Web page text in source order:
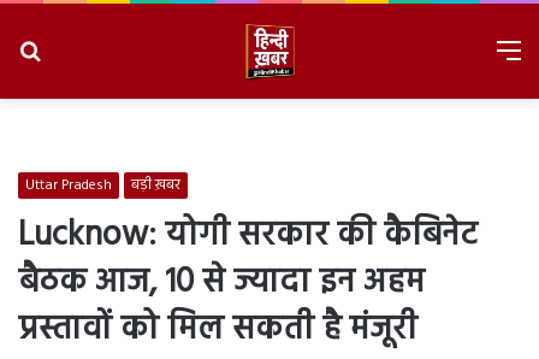
Uttar Pradesh बड़ी ख़बर
Lucknow: योगी सरकार की कैबिनेट
बैठक आज, 10 से ज्यादा इन अहम
प्रस्तावों को मिल सकती है मंजूरी